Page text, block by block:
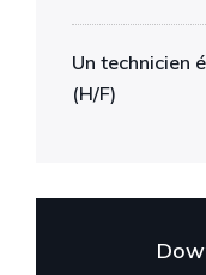
Un technicien
(H/F)